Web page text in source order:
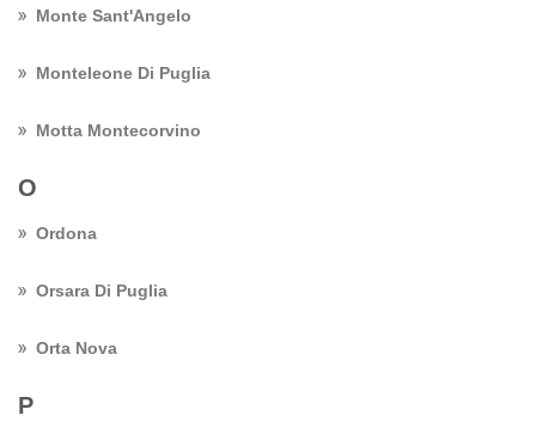
Monte Sant'Angelo
Monteleone Di Puglia
Motta Montecorvino
O
Ordona
Orsara Di Puglia
Orta Nova
P